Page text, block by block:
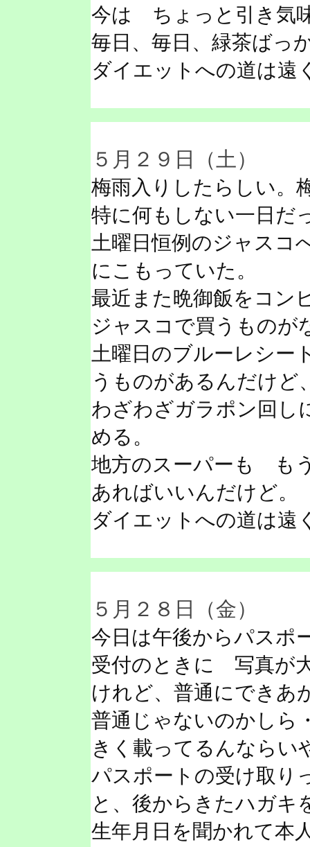
今は ちょっと引き気
毎日、毎日、緑茶ばっ
ダイエットへの道は遠
５月２９日（土）
梅雨入りしたらしい。
特に何もしない一日だ
土曜日恒例のジャスコ
にこもっていた。
最近また晩御飯をコン
ジャスコで買うものが
土曜日のブルーレシー
うものがあるんだけど
わざわざガラポン回
める。
地方のスーパーも も
あればいいんだけど。
ダイエットへの道は遠
５月２８日（金）
今日は午後からパスポ
受付のときに 写真が
けれど、普通にできあ
普通じゃないのかし
きく載ってるんならい
パスポートの受け取り
と、後からきたハガキ
生年月日を聞かれて本